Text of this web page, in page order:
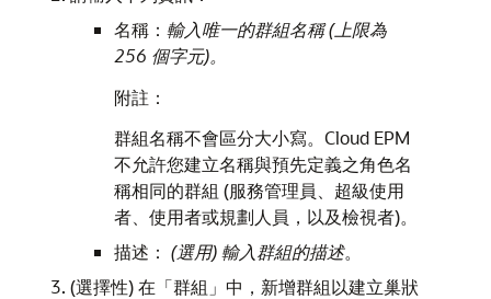
名稱： 輸入唯一的群組名稱 (上限為
256 個字元)。
附註：
群組名稱不會區分大小寫。Cloud EPM
不允許您建立名稱與預先定義之角色名
稱相同的群組 (服務管理員、超級使用
者、使用者或規劃人員，以及檢視者)。
描述： (選用) 輸入群組的描述。
(選擇性) 在「群組」中，新增群組以建立巢狀